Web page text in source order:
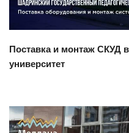
Поставка и монтаж СКУД
университет